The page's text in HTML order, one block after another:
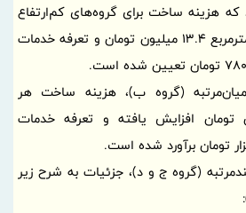
که هزینه ساخت برای گروه‌های کم‌ارتفاع
(1 و 2 طبقه) به ازای هر مترمربع 13.4 میلیون تومان و تعرفه خدمات
(گروه ب)، هزینه ساخت هر
به 16.5 میلیون تومان افزایش یافته و تعرفه خدمات
(گروه ج و د)، جزئیات به شرح زیر